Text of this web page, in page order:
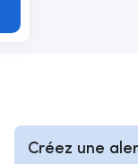
Créez une